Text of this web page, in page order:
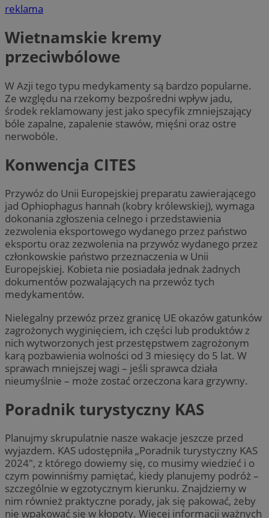
reklama
Wietnamskie kremy
przeciwbólowe
W Azji tego typu medykamenty są bardzo popularne.
Ze względu na rzekomy bezpośredni wpływ jadu,
środek reklamowany jest jako specyfik zmniejszający
bóle zapalne, zapalenie stawów, mięśni oraz ostre
nerwobóle.
Konwencja CITES
Przywóz do Unii Europejskiej preparatu zawierającego
jad Ophiophagus hannah (kobry królewskiej), wymaga
dokonania zgłoszenia celnego i przedstawienia
zezwolenia eksportowego wydanego przez państwo
eksportu oraz zezwolenia na przywóz wydanego przez
członkowskie państwo przeznaczenia w Unii
Europejskiej. Kobieta nie posiadała jednak żadnych
dokumentów pozwalających na przewóz tych
medykamentów.
Nielegalny przewóz przez granicę UE okazów gatunków
zagrożonych wyginięciem, ich części lub produktów z
nich wytworzonych jest przestępstwem zagrożonym
karą pozbawienia wolności od 3 miesięcy do 5 lat. W
sprawach mniejszej wagi – jeśli sprawca działa
nieumyślnie – może zostać orzeczona kara grzywny.
Poradnik turystyczny KAS
Planujmy skrupulatnie nasze wakacje jeszcze przed
wyjazdem. KAS udostępniła „Poradnik turystyczny KAS
2024″, z którego dowiemy się, co musimy wiedzieć i o
czym powinniśmy pamiętać, kiedy planujemy podróż –
szczególnie w egzotycznym kierunku. Znajdziemy w
nim również praktyczne porady, jak się pakować, żeby
nie wpakować się w kłopoty. Więcej informacji ważnych